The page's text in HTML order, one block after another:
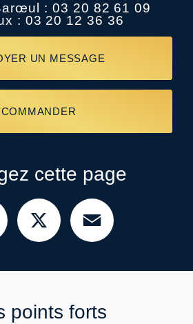
: 03 20 82 61 09
: 03 20 12 36 36
UN MESSAGE
COMMANDER
cette page
Facebook
points forts